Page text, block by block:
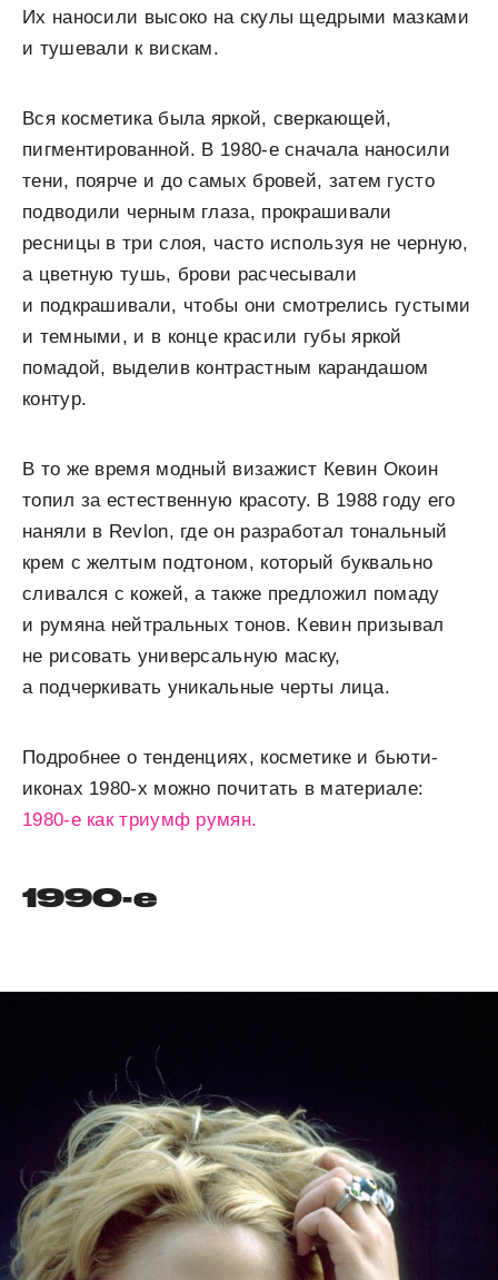
Их наносили высоко на скулы щедрыми мазками
и тушевали к вискам.
Вся косметика была яркой, сверкающей,
пигментированной. В 1980-е сначала наносили
тени, поярче и до самых бровей, затем густо
подводили черным глаза, прокрашивали
ресницы в три слоя, часто используя не черную,
а цветную тушь, брови расчесывали
и подкрашивали, чтобы они смотрелись густыми
и темными, и в конце красили губы яркой
помадой, выделив контрастным карандашом
контур.
В то же время модный визажист Кевин Окоин
топил за естественную красоту. В 1988 году его
наняли в Revlon, где он разработал тональный
крем с желтым подтоном, который буквально
сливался с кожей, а также предложил помаду
и румяна нейтральных тонов. Кевин призывал
не рисовать универсальную маску,
а подчеркивать уникальные черты лица.
Подробнее о тенденциях, косметике и бьюти-
иконах 1980-х можно почитать в материале:
1980-е как триумф румян.
1990-е